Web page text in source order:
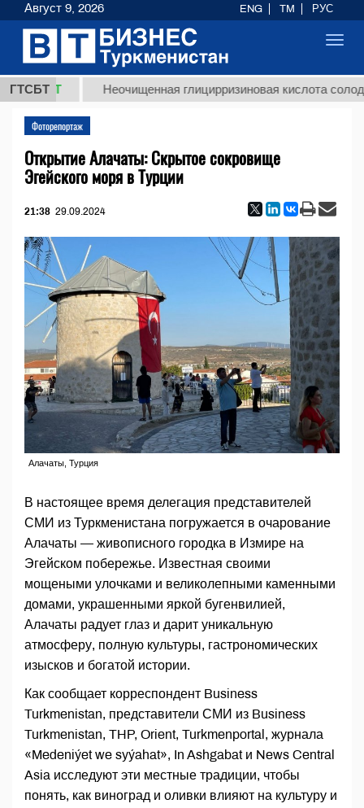
ГТСБТ Неочищенная глицирризиновая кислота солодкового
Фоторепортаж
Открытие Алачаты: Скрытое сокровище
Эгейского моря в Турции
21:38 29.09.2024
Алачаты, Турция
В настоящее время делегация представителей
СМИ из Туркменистана погружается в очарование
Алачаты — живописного городка в Измире на
Эгейском побережье. Известная своими
мощеными улочками и великолепными каменными
домами, украшенными яркой бугенвилией,
Алачаты радует глаз и дарит уникальную
атмосферу, полную культуры, гастрономических
изысков и богатой истории.
Как сообщает корреспондент Business
Turkmenistan, представители СМИ из Business
Turkmenistan, THP, Orient, Turkmenportal, журнала
«Medeniýet we syýahat», In Ashgabat и News Central
Asia исследуют эти местные традиции, чтобы
понять, как виноград и оливки влияют на культуру и
Август 9, 2026 ENG TM РУС